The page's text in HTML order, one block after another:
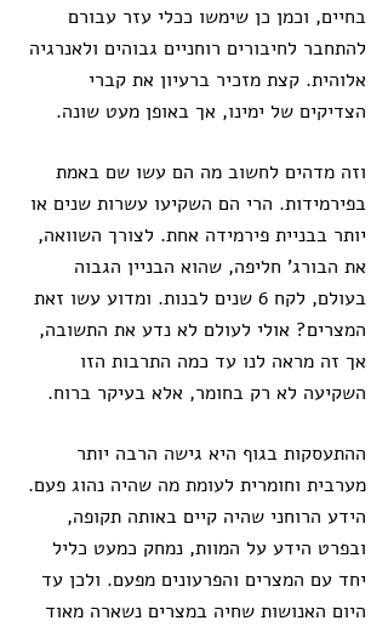
בחיים, וכמן כן שימשו ככלי עזר עבורם
להתחבר לחיבורים רוחניים גבוהים ולאנרגיה
אלוהית. קצת מזכיר ברעיון את קברי
הצדיקים של ימינו, אך באופן מעט שונה.
וזה מדהים לחשוב מה הם עשו שם באמת
בפירמידות. הרי הם השקיעו עשרות שנים או
יותר בבניית פירמידה אחת. לצורך השוואה,
את הבורג' חליפה, שהוא הבניין הגבוה
בעולם, לקח 6 שנים לבנות. ומדוע עשו זאת
המצרים? אולי לעולם לא נדע את התשובה,
אך זה מראה לנו עד כמה התרבות הזו
השקיעה לא רק בחומר, אלא בעיקר ברוח.
ההתעסקות בגוף היא גישה הרבה יותר
מערבית וחומרית לעומת מה שהיה נהוג פעם.
הידע הרוחני שהיה קיים באותה תקופה,
ובפרט הידע על המוות, נמחק כמעט כליל
יחד עם המצרים והפרעונים מפעם. ולכן עד
היום האנושות שחיה במצרים נשארה מאוד